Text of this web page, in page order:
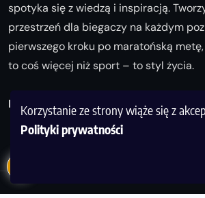
Korzystanie ze strony wiąże się z
Polityki prywatności
spotyka się z wiedzą i inspiracją.
przestrzeń dla biegaczy na każdym
pierwszego kroku po maratońską
to coś więcej niż sport – to styl życia.
Biegaj z nami i odkrywaj swoją